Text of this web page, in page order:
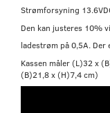
Strømforsyning
Den kan justeres 10%
ladestrøm på 0,5A.
Kassen måler (L)32 x
(B)21,8 x (H)7,4 cm)